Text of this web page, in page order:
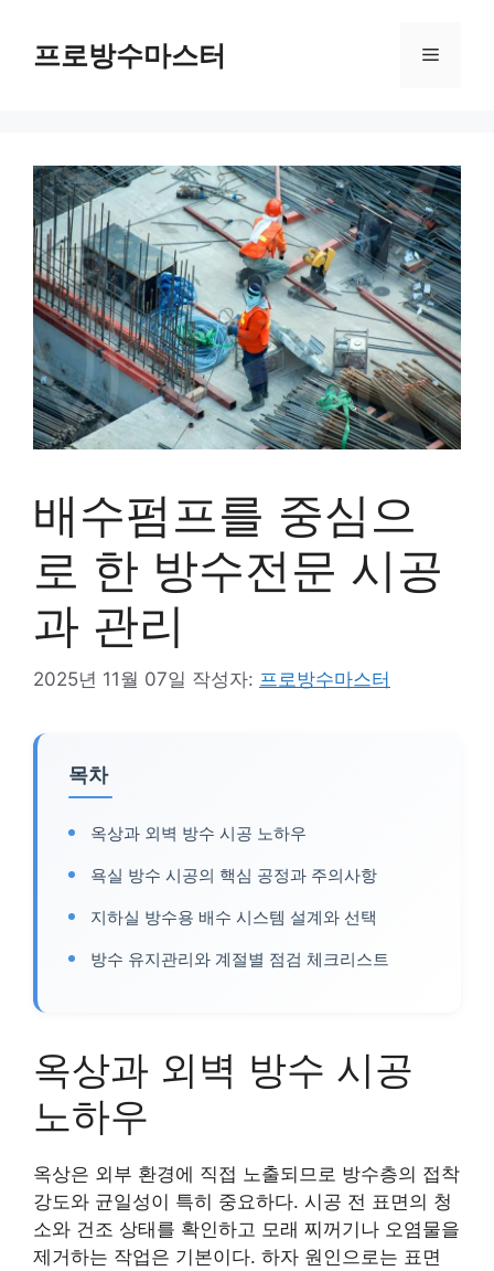
프로방수마스터 메
배수펌프를 중심으
로 한 방수전문 시공
과 관리
2025년 11월 07일 작성자: 프로방수마스터
목차
옥상과 외벽 방수 시공 노하우
욕실 방수 시공의 핵심 공정과 주의사항
지하실 방수용 배수 시스템 설계와 선택
방수 유지관리와 계절별 점검 체크리스트
옥상과 외벽 방수 시공
노하우
옥상은 외부 환경에 직접 노출되므로 방수층의 접착
강도와 균일성이 특히 중요하다. 시공 전 표면의 청
소와 건조 상태를 확인하고 모래 찌꺼기나 오염물을
제거하는 작업은 기본이다. 하자 원인으로는 표면